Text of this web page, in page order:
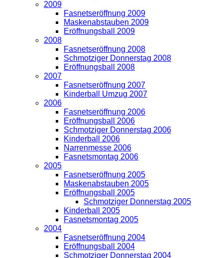
2009
Fasnetseröffnung 2009
Maskenabstauben 2009
Eröffnungsball 2009
2008
Fasnetseröffnung 2008
Schmotziger Donnerstag 2008
Eröffnungsball 2008
2007
Fasnetseröffnung 2007
Kinderball Umzug 2007
2006
Fasnetseröffnung 2006
Eröffnungsball 2006
Schmotziger Donnerstag 2006
Kinderball 2006
Narrenmesse 2006
Fasnetsmontag 2006
2005
Fasnetseröffnung 2005
Maskenabstauben 2005
Eröffnungsball 2005
Schmotziger Donnerstag 2005
Kinderball 2005
Fasnetsmontag 2005
2004
Fasnetseröffnung 2004
Eröffnungsball 2004
Schmotziger Donnerstag 2004